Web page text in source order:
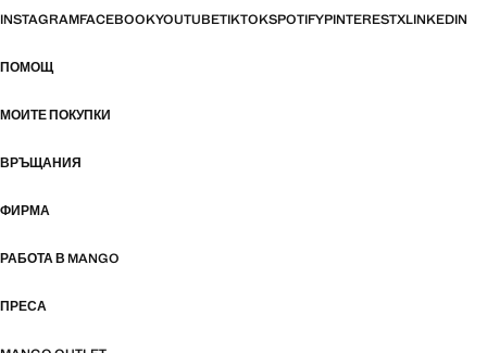
INSTAGRAMFACEBOOKYOUTUBETIKTOKSPOTIFYPINTERESTXLINKEDIN
ПОМОЩ
МОИТЕ ПОКУПКИ
ВРЪЩАНИЯ
ФИРМА
РАБОТА В MANGO
ПРЕСА